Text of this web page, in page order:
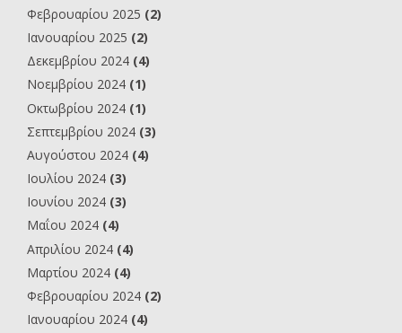
Φεβρουαρίου 2025 (2)
Ιανουαρίου 2025 (2)
Δεκεμβρίου 2024 (4)
Νοεμβρίου 2024 (1)
Οκτωβρίου 2024 (1)
Σεπτεμβρίου 2024 (3)
Αυγούστου 2024 (4)
Ιουλίου 2024 (3)
Ιουνίου 2024 (3)
Μαΐου 2024 (4)
Απριλίου 2024 (4)
Μαρτίου 2024 (4)
Φεβρουαρίου 2024 (2)
Ιανουαρίου 2024 (4)